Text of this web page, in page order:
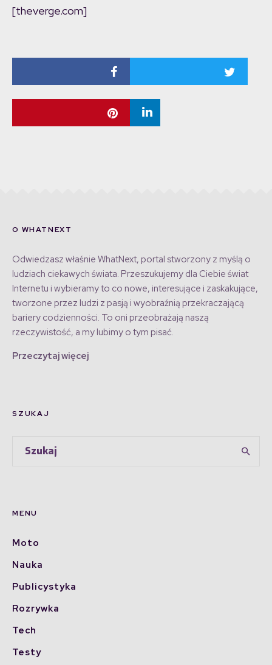
[theverge.com]
O WHATNEXT
Odwiedzasz właśnie WhatNext, portal stworzony z myślą o
ludziach ciekawych świata. Przeszukujemy dla Ciebie świat
Internetu i wybieramy to co nowe, interesujące i zaskakujące,
tworzone przez ludzi z pasją i wyobraźnią przekraczającą
bariery codzienności. To oni przeobrażają naszą
rzeczywistość, a my lubimy o tym pisać.
Przeczytaj więcej
SZUKAJ
MENU
Moto
Nauka
Publicystyka
Rozrywka
Tech
Testy